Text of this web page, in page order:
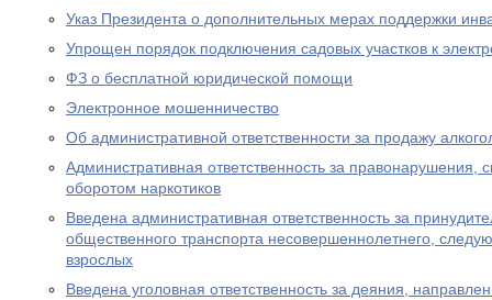
Указ Президента о дополнительных мерах поддержки
Упрощен порядок подключения садовых участков к
ФЗ о бесплатной юридической помощи
Электронное мошенничество
Об административной ответственности за продажу
Административная ответственность за правонарушения,
оборотом наркотиков
Введена административная ответственность за
общественного транспорта несовершеннолетнего,
взрослых
Введена уголовная ответственность за деяния,